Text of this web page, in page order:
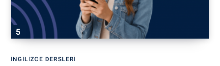
İNGILIZCE DERSLERI